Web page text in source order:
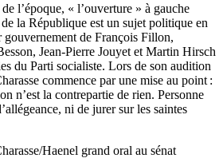
l’époque, « l’ouverture » à gauche
la République est un sujet politique en
gouvernement de François Fillon,
Jean-Pierre Jouyet et Martin Hirsch
du Parti socialiste. Lors de son audition
commence par une mise au point :
n’est la contrepartie de rien. Personne
ni de jurer sur les saintes
Haenel grand oral au sénat